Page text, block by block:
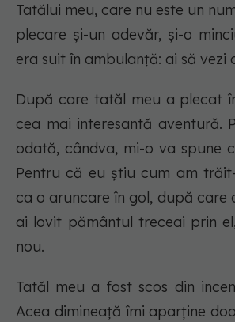
Tatălui meu, care nu este un
plecare și-un adevăr, și-o
era suit în ambulanță: ai să vezi
După care tatăl meu a plecat
cea mai interesantă aventură.
odată, cândva, mi-o va spune
Pentru că eu știu cum am
ca o aruncare în gol, după care
ai lovit pământul treceai prin
nou.
Tatăl meu a fost scos din
Acea dimineață îmi aparține